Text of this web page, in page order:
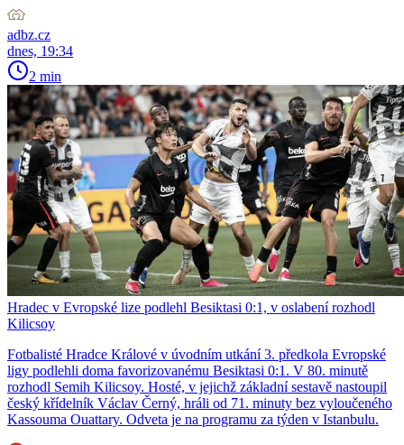
adbz.cz
dnes, 19:34
2 min
Hradec v Evropské lize podlehl Besiktasi 0:1, v oslabení rozhodl
Kilicsoy
Fotbalisté Hradce Králové v úvodním utkání 3. předkola Evropské
ligy podlehli doma favorizovanému Besiktasi 0:1. V 80. minutě
rozhodl Semih Kilicsoy. Hosté, v jejichž základní sestavě nastoupil
český křídelník Václav Černý, hráli od 71. minuty bez vyloučeného
Kassouma Ouattary. Odveta je na programu za týden v Istanbulu.